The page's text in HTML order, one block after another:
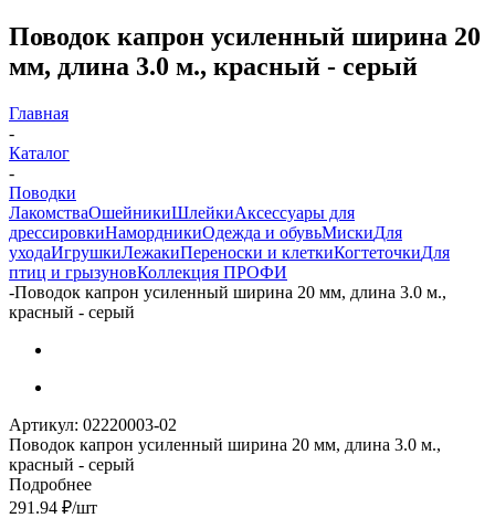
Поводок капрон усиленный ширина 20
мм, длина 3.0 м., красный - серый
Главная
-
Каталог
-
Поводки
ЛакомстваОшейникиШлейкиАксессуары для
дрессировкиНамордникиОдежда и обувьМискиДля
уходаИгрушкиЛежакиПереноски и клеткиКогтеточкиДля
птиц и грызуновКоллекция ПРОФИ
-Поводок капрон усиленный ширина 20 мм, длина 3.0 м.,
красный - серый
Артикул: 02220003-02
Поводок капрон усиленный ширина 20 мм, длина 3.0 м.,
красный - серый
Подробнее
291.94 ₽/шт